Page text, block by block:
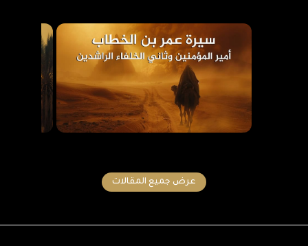
عرض جميع المقالات